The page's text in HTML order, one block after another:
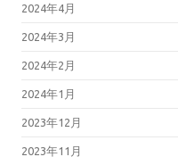
2024年4月
2024年3月
2024年2月
2024年1月
2023年12月
2023年11月